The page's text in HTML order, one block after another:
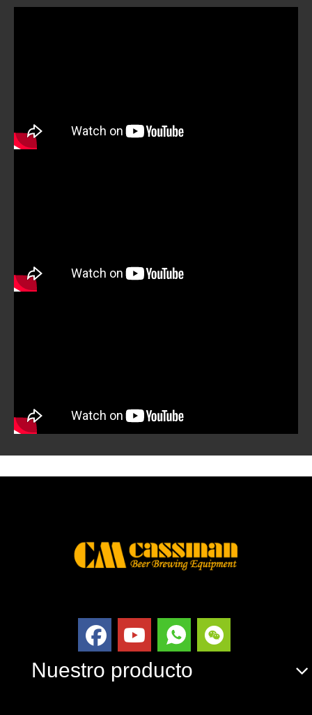
Nuestro producto